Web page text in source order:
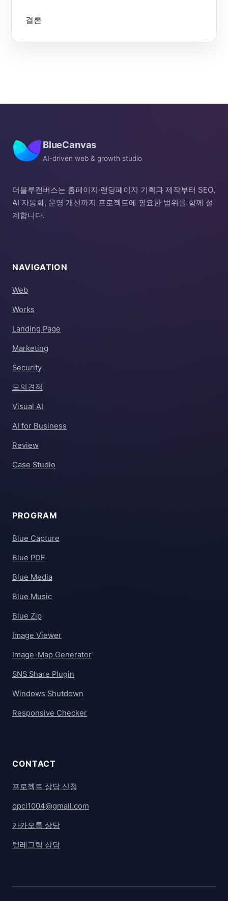
결론
BlueCanvas
AI-driven web & growth studio
더블루캔버스는 홈페이지·랜딩페이지 기획과 제작부터 SEO,
AI 자동화, 운영 개선까지 프로젝트에 필요한 범위를 함께 설
계합니다.
NAVIGATION
Web
Works
Landing Page
Marketing
Security
모의견적
Visual AI
AI for Business
Review
Case Studio
PROGRAM
Blue Capture
Blue PDF
Blue Media
Blue Music
Blue Zip
Image Viewer
Image-Map Generator
SNS Share Plugin
Windows Shutdown
Responsive Checker
CONTACT
프로젝트 상담 신청
opci1004@gmail.com
카카오톡 상담
텔레그램 상담